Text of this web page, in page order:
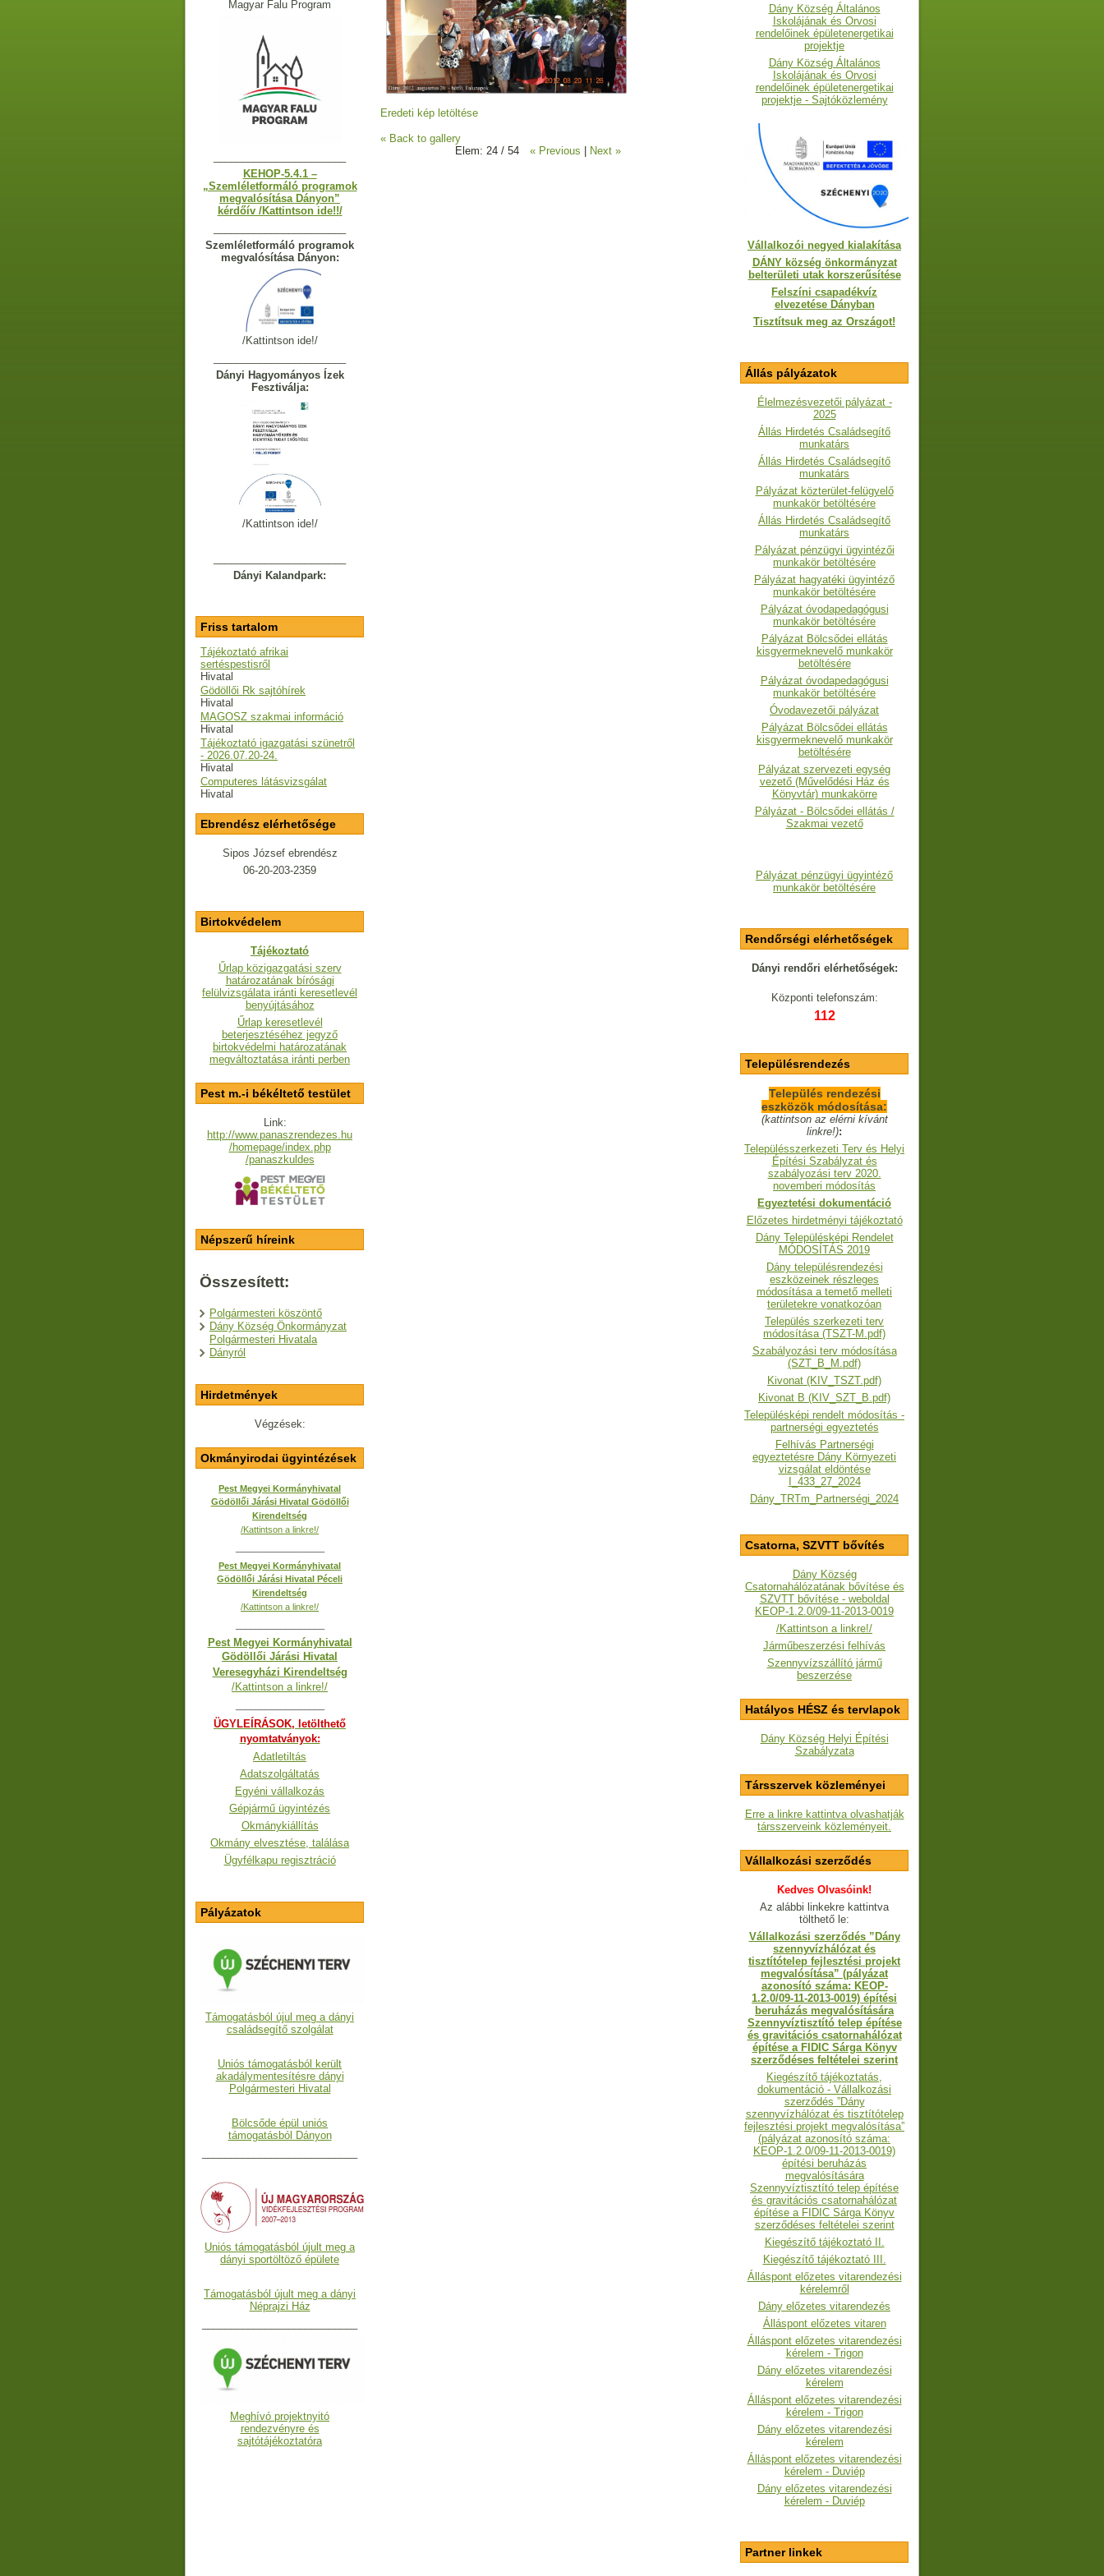
Magyar Falu Program
KEHOP-5.4.1 –
„Szemléletformáló programok
megvalósítása Dányon”
kérdőív /Kattintson ide!!/
Szemléletformáló programok
megvalósítása Dányon:
/Kattintson ide!/
Dányi Hagyományos Ízek
Fesztiválja:
/Kattintson ide!/
Dányi Kalandpark:
Friss tartalom
Tájékoztató afrikai
sertéspestisről
Hivatal
Gödöllői Rk sajtóhírek
Hivatal
MAGOSZ szakmai információ
Hivatal
Tájékoztató igazgatási szünetről
- 2026.07.20-24.
Hivatal
Computeres látásvizsgálat
Hivatal
Ebrendész elérhetősége
Sipos József ebrendész
06-20-203-2359
Birtokvédelem
Tájékoztató
Űrlap közigazgatási szerv
határozatának bírósági
felülvizsgálata iránti keresetlevél
benyújtásához
Űrlap keresetlevél
beterjesztéséhez jegyző
birtokvédelmi határozatának
megváltoztatása iránti perben
Pest m.-i békéltető testület
Link:
http://www.panaszrendezes.hu
/homepage/index.php
/panaszkuldes
Népszerű híreink
Összesített:
Polgármesteri köszöntő
Dány Község Önkormányzat
Polgármesteri Hivatala
Dányról
Hirdetmények
Végzések:
Okmányirodai ügyintézések
Pest Megyei Kormányhivatal
Gödöllői Járási Hivatal Gödöllői
Kirendeltség
/Kattintson a linkre!/
Pest Megyei Kormányhivatal
Gödöllői Járási Hivatal Péceli
Kirendeltség
/Kattintson a linkre!/
Pest Megyei Kormányhivatal
Gödöllői Járási Hivatal
Veresegyházi Kirendeltség
/Kattintson a linkre!/
ÜGYLEÍRÁSOK, letölthető
nyomtatványok:
Adatletiltás
Adatszolgáltatás
Egyéni vállalkozás
Gépjármű ügyintézés
Okmánykiállítás
Okmány elvesztése, találása
Ügyfélkapu regisztráció
Pályázatok
Támogatásból újul meg a dányi
családsegítő szolgálat
Uniós támogatásból került
akadálymentesítésre dányi
Polgármesteri Hivatal
Bölcsőde épül uniós
támogatásból Dányon
Uniós támogatásból újult meg a
dányi sportöltöző épülete
Támogatásból újult meg a dányi
Néprajzi Ház
Meghívó projektnyitó
rendezvényre és
sajtótájékoztatóra
Eredeti kép letöltése
« Back to gallery
Elem: 24 / 54
« Previous Next »
Dány Község Általános
Iskolájának és Orvosi
rendelőinek épületenergetikai
projektje
Dány Község Általános
Iskolájának és Orvosi
rendelőinek épületenergetikai
projektje - Sajtóközlemény
Vállalkozói negyed kialakítása
DÁNY község önkormányzat
belterületi utak korszerűsítése
Felszíni csapadékvíz
elvezetése Dányban
Tisztítsuk meg az Országot!
Állás pályázatok
Élelmezésvezetői pályázat -
2025
Állás Hirdetés Családsegítő
munkatárs
Állás Hirdetés Családsegítő
munkatárs
Pályázat közterület-felügyelő
munkakör betöltésére
Állás Hirdetés Családsegítő
munkatárs
Pályázat pénzügyi ügyintézői
munkakör betöltésére
Pályázat hagyatéki ügyintéző
munkakör betöltésére
Pályázat óvodapedagógusi
munkakör betöltésére
Pályázat Bölcsődei ellátás
kisgyermeknevelő munkakör
betöltésére
Pályázat óvodapedagógusi
munkakör betöltésére
Óvodavezetői pályázat
Pályázat Bölcsődei ellátás
kisgyermeknevelő munkakör
betöltésére
Pályázat szervezeti egység
vezető (Művelődési Ház és
Könyvtár) munkakörre
Pályázat - Bölcsődei ellátás /
Szakmai vezető
Pályázat pénzügyi ügyintéző
munkakör betöltésére
Rendőrségi elérhetőségek
Dányi rendőri elérhetőségek:
Központi telefonszám:
112
Településrendezés
Település rendezési
eszközök módosítása:
(kattintson az elérni kívánt
linkre!):
Településszerkezeti Terv és Helyi
Építési Szabályzat és
szabályozási terv 2020.
novemberi módosítás
Egyeztetési dokumentáció
Előzetes hirdetményi tájékoztató
Dány Településképi Rendelet
MÓDOSÍTÁS 2019
Dány településrendezési
eszközeinek részleges
módosítása a temető melleti
területekre vonatkozóan
Település szerkezeti terv
módosítása (TSZT-M.pdf)
Szabályozási terv módosítása
(SZT_B_M.pdf)
Kivonat (KIV_TSZT.pdf)
Kivonat B (KIV_SZT_B.pdf)
Településképi rendelt módosítás -
partnerségi egyeztetés
Felhívás Partnerségi
egyeztetésre Dány Környezeti
vizsgálat eldöntése
I_433_27_2024
Dány_TRTm_Partnerségi_2024
Csatorna, SZVTT bővítés
Dány Község
Csatornahálózatának bővítése és
SZVTT bővítése - weboldal
KEOP-1.2.0/09-11-2013-0019
/Kattintson a linkre!/
Járműbeszerzési felhívás
Szennyvízszállító jármű
beszerzése
Hatályos HÉSZ és tervlapok
Dány Község Helyi Építési
Szabályzata
Társszervek közleményei
Erre a linkre kattintva olvashatják
társszerveink közleményeit.
Vállalkozási szerződés
Kedves Olvasóink!
Az alábbi linkekre kattintva
tölthető le:
Vállalkozási szerződés ”Dány
szennyvízhálózat és
tisztítótelep fejlesztési projekt
megvalósítása” (pályázat
azonosító száma: KEOP-
1.2.0/09-11-2013-0019) építési
beruházás megvalósítására
Szennyvíztisztító telep építése
és gravitációs csatornahálózat
építése a FIDIC Sárga Könyv
szerződéses feltételei szerint
Kiegészítő tájékoztatás,
dokumentáció - Vállalkozási
szerződés ”Dány
szennyvízhálózat és tisztítótelep
fejlesztési projekt megvalósítása”
(pályázat azonosító száma:
KEOP-1.2.0/09-11-2013-0019)
építési beruházás
megvalósítására
Szennyvíztisztító telep építése
és gravitációs csatornahálózat
építése a FIDIC Sárga Könyv
szerződéses feltételei szerint
Kiegészítő tájékoztató II.
Kiegészítő tájékoztató III.
Álláspont előzetes vitarendezési
kérelemről
Dány előzetes vitarendezés
Álláspont előzetes vitaren
Álláspont előzetes vitarendezési
kérelem - Trigon
Dány előzetes vitarendezési
kérelem
Álláspont előzetes vitarendezési
kérelem - Trigon
Dány előzetes vitarendezési
kérelem
Álláspont előzetes vitarendezési
kérelem - Duviép
Dány előzetes vitarendezési
kérelem - Duviép
Partner linkek